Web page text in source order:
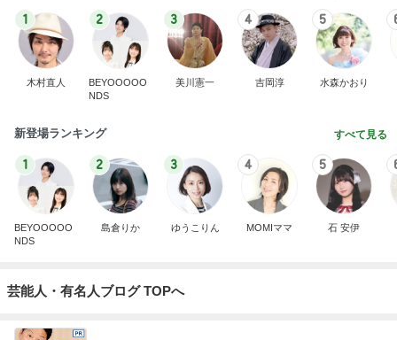
1
木村直人
2
BEYOOOOO
NDS
3
美川憲一
4
吉岡淳
5
水森かおり
新登場ランキング すべて見る
1
BEYOOOOO
NDS
2
島倉りか
3
ゆうこりん
4
MOMIママ
5
石 安伊
芸能人・有名人ブログ TOPへ